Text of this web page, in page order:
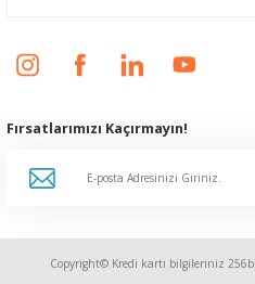
Fırsatlarımızı Kaçırmayın!
Copyright© Kredi kartı bilgileriniz